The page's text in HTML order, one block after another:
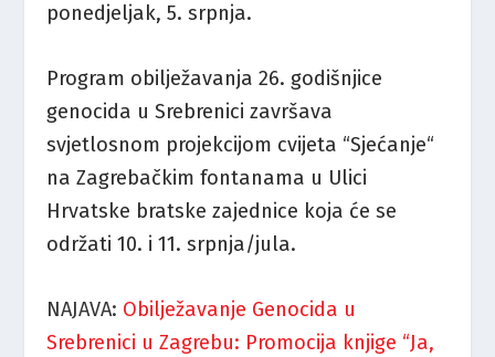
ponedjeljak, 5. srpnja.
Program obilježavanja 26. godišnjice
genocida u Srebrenici završava
svjetlosnom projekcijom cvijeta “Sjećanje“
na Zagrebačkim fontanama u Ulici
Hrvatske bratske zajednice koja će se
održati 10. i 11. srpnja/jula.
NAJAVA: Obilježavanje Genocida u
Srebrenici u Zagrebu: Promocija knjige “Ja,